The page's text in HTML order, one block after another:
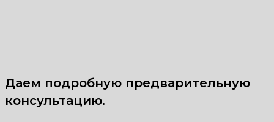
Даем подробную предварительную
консультацию.